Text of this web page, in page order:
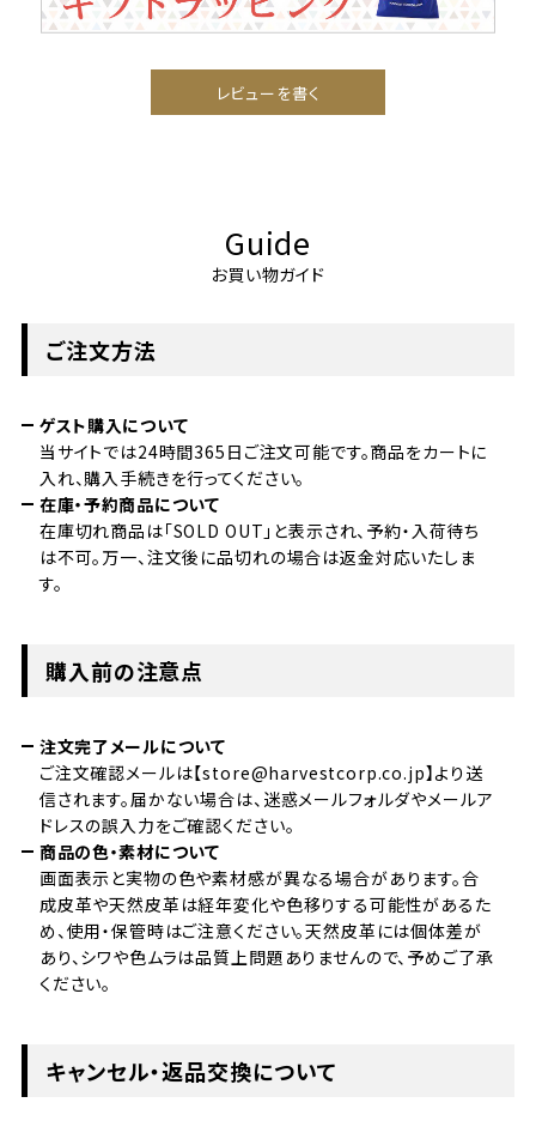
レビューを書く
Guide
お買い物ガイド
ご注文方法
ゲスト購入について
当サイトでは24時間365日ご注文可能です。商品をカートに
入れ、購入手続きを行ってください。
在庫・予約商品について
在庫切れ商品は「SOLD OUT」と表示され、予約・入荷待ち
は不可。万一、注文後に品切れの場合は返金対応いたしま
す。
購入前の注意点
注文完了メールについて
ご注文確認メールは【store@harvestcorp.co.jp】より送
信されます。届かない場合は、迷惑メールフォルダやメールア
ドレスの誤入力をご確認ください。
商品の色・素材について
画面表示と実物の色や素材感が異なる場合があります。合
成皮革や天然皮革は経年変化や色移りする可能性があるた
め、使用・保管時はご注意ください。天然皮革には個体差が
あり、シワや色ムラは品質上問題ありませんので、予めご了承
ください。
キャンセル・返品交換について